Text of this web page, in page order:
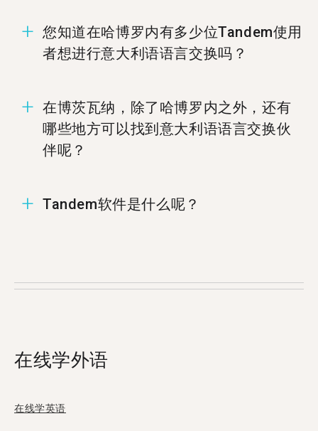
您知道在哈博罗内有多少位Tandem使用
者想进行意大利语语言交换吗？
换。
在博茨瓦纳，除了哈博罗内之外，还有
哪些地方可以找到意大利语语言交换伙
伴呢？
%%randomCity%%，和%%randomCity%%找到意
Tandem软件是什么呢？
Tandem，当中有12位使用者来自哈博罗内。
在线学外语
在线学英语